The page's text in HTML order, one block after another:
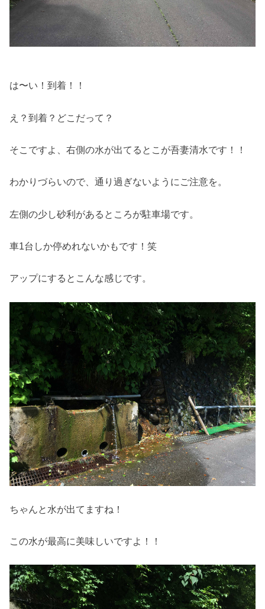
は〜い！到着！！
え？到着？どこだって？
そこですよ、右側の水が出てるとこが吾妻清水です！！
わかりづらいので、通り過ぎないようにご注意を。
左側の少し砂利があるところが駐車場です。
車1台しか停めれないかもです！笑
アップにするとこんな感じです。
ちゃんと水が出てますね！
この水が最高に美味しいですよ！！